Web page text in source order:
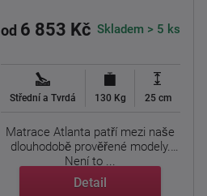
od 6 853 Kč Skladem > 5 ks
Střední a Tvrdá 130 Kg 25 cm
Matrace Atlanta patří mezi naše
dlouhodobě prověřené modely.
Není to ...
Detail